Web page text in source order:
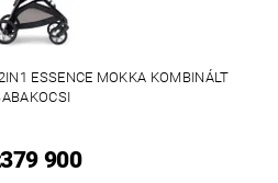
ESSENCE MOKKA KOMBINÁLT
900